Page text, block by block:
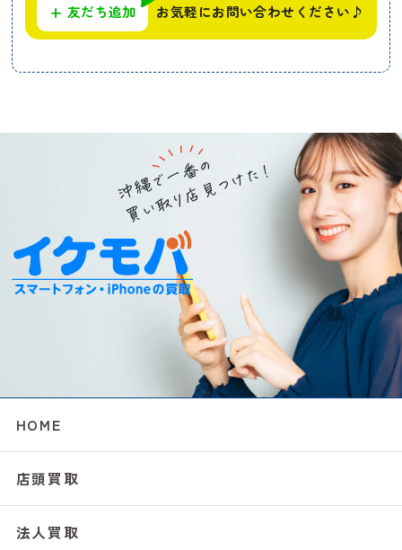
+ 友だち追加 お気軽にお問い合わせください♪
HOME
店頭買取
法人買取